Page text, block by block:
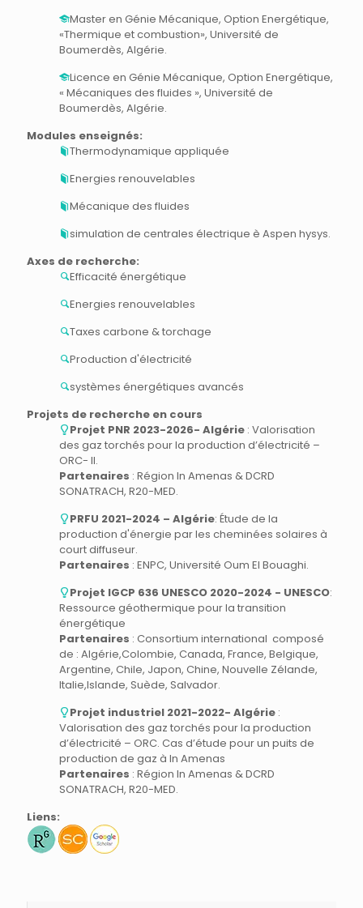
Master en Génie Mécanique, Option Energétique,
«Thermique et combustion», Université de
Boumerdès, Algérie.
Licence en Génie Mécanique, Option Energétique,
« Mécaniques des fluides », Université de
Boumerdès, Algérie.
Modules enseignés:
Thermodynamique appliquée
Energies renouvelables
Mécanique des fluides
simulation de centrales électrique è Aspen hysys.
Axes de recherche:
Efficacité énergétique
Energies renouvelables
Taxes carbone & torchage
Production d'électricité
systèmes énergétiques avancés
Projets de recherche en cours
Projet PNR 2023-2026- Algérie : Valorisation
des gaz torchés pour la production d’électricité –
ORC- II.
Partenaires : Région In Amenas & DCRD
SONATRACH, R20-MED.
PRFU 2021-2024 – Algérie: Étude de la
production d'énergie par les cheminées solaires à
court diffuseur.
Partenaires : ENPC, Université Oum El Bouaghi.
Projet IGCP 636 UNESCO 2020-2024 - UNESCO:
Ressource géothermique pour la transition
énergétique
Partenaires : Consortium international composé
de : Algérie,Colombie, Canada, France, Belgique,
Argentine, Chile, Japon, Chine, Nouvelle Zélande,
Italie,Islande, Suède, Salvador.
Projet industriel 2021-2022- Algérie :
Valorisation des gaz torchés pour la production
d’électricité – ORC. Cas d’étude pour un puits de
production de gaz à In Amenas
Partenaires : Région In Amenas & DCRD
SONATRACH, R20-MED.
Liens: